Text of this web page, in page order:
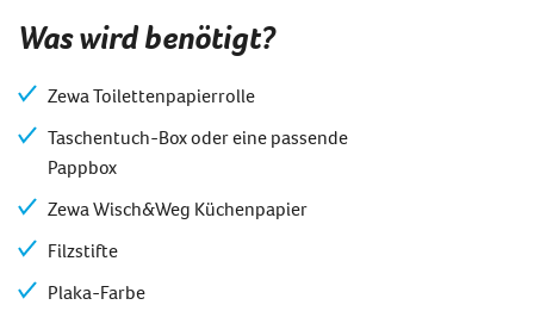
Was wird benötigt?
Zewa Toilettenpapierrolle
Taschentuch-Box oder eine passende
Pappbox
Zewa Wisch&Weg Küchenpapier
Filzstifte
Plaka-Farbe